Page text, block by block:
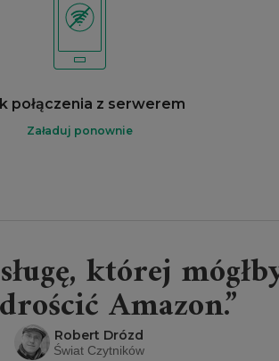
połączenia z serwerem
Załaduj ponownie
której
Amazon.”
Robert Drózd
Świat Czytników